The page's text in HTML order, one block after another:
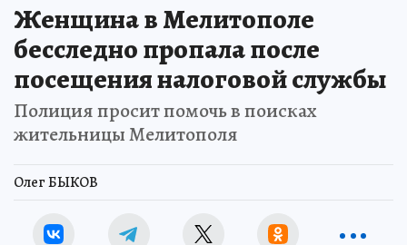
Женщина в Мелитополе
бесследно пропала после
посещения налоговой службы
Полиция просит помочь в поисках
жительницы Мелитополя
Олег БЫКОВ